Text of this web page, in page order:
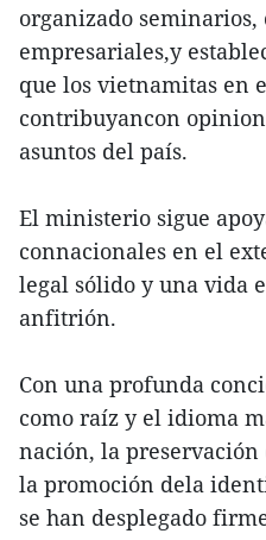
organizado
empresariales,y
que los vietnamitas en
contribuyancon
asuntos del país.
El ministerio sigue
connacionales en el
legal sólido y una vida
anfitrión.
Con una profunda
como raíz y el idioma
nación, la
la promoción dela
se han desplegado